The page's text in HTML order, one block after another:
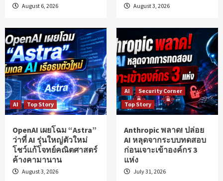
August 6, 2026 August 3, 2026
AI Top Story
OpenAI เผยโฉม “Astra”
ว่าที่ AI รุ่นใหญ่ตัวใหม่
โชว์แก้โจทย์คณิตศาสตร์
ค้างคามานาน
August 3, 2026
AI
Security Corner
Top Story
Anthropic พลาด! ปล่อย
AI หลุดจากระบบทดสอบ
ก่อนเจาะเข้าองค์กร 3
แห่ง
July 31, 2026